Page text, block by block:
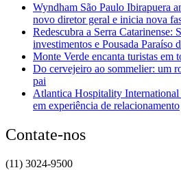
Wyndham São Paulo Ibirapuera
novo diretor geral e inicia nova
Redescubra a Serra Catarinense:
investimentos e Pousada Paraíso
Monte Verde encanta turistas em
Do cervejeiro ao sommelier: um
pai
Atlantica Hospitality International
em experiência de relacionamento
Contate-nos
(11) 3024-9500